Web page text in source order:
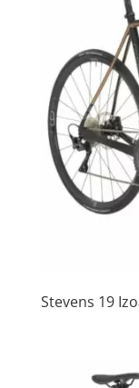
Stevens 19